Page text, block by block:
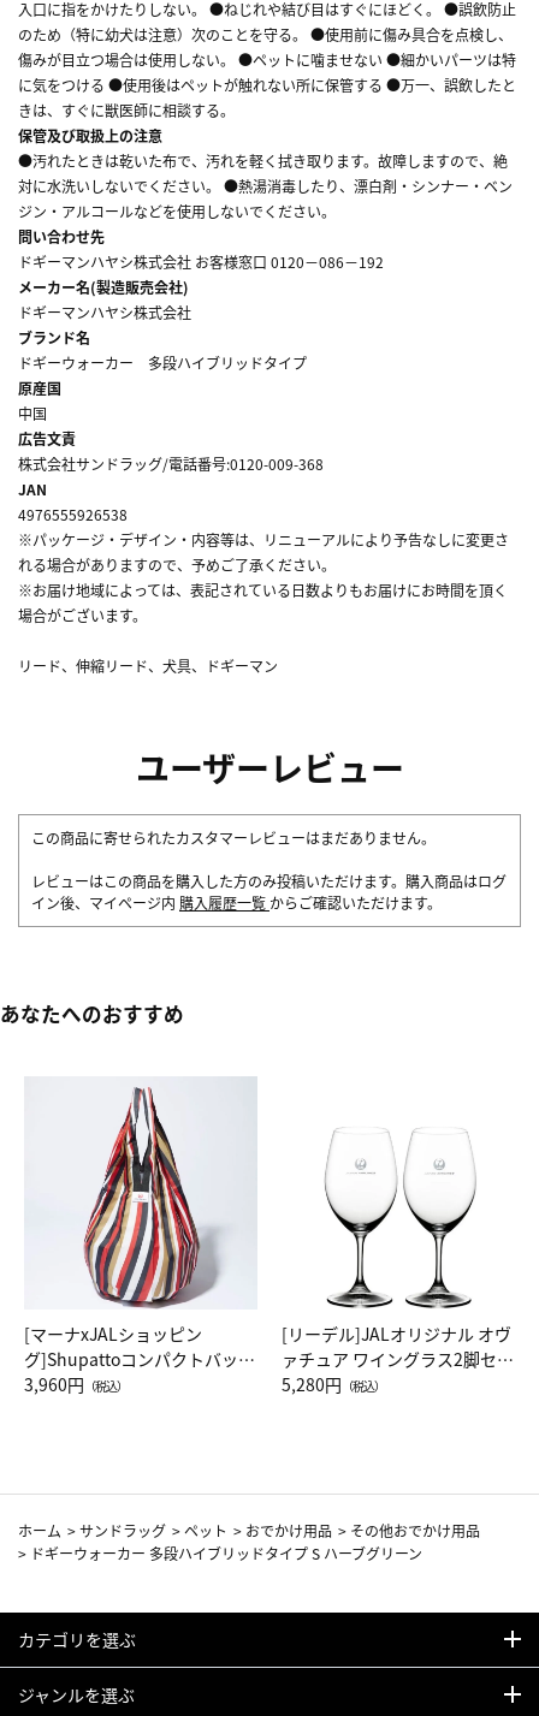
入口に指をかけたりしない。 ●ねじれや結び目はすぐにほどく。 ●誤飲防止
のため（特に幼犬は注意）次のことを守る。 ●使用前に傷み具合を点検し、
傷みが目立つ場合は使用しない。 ●ペットに噛ませない ●細かいパーツは特
に気をつける ●使用後はペットが触れない所に保管する ●万一、誤飲したと
きは、すぐに獣医師に相談する。
保管及び取扱上の注意
●汚れたときは乾いた布で、汚れを軽く拭き取ります。故障しますので、絶
対に水洗いしないでください。 ●熱湯消毒したり、漂白剤・シンナー・ベン
ジン・アルコールなどを使用しないでください。
問い合わせ先
ドギーマンハヤシ株式会社 お客様窓口 0120－086－192
メーカー名(製造販売会社)
ドギーマンハヤシ株式会社
ブランド名
ドギーウォーカー 多段ハイブリッドタイプ
原産国
中国
広告文責
株式会社サンドラッグ/電話番号:0120-009-368
JAN
4976555926538
※パッケージ・デザイン・内容等は、リニューアルにより予告なしに変更さ
れる場合がありますので、予めご了承ください。
※お届け地域によっては、表記されている日数よりもお届けにお時間を頂く
場合がございます。
リード、伸縮リード、犬具、ドギーマン
ユーザーレビュー
この商品に寄せられたカスタマーレビューはまだありません。
レビューはこの商品を購入した方のみ投稿いただけます。購入商品はログ
イン後、マイページ内 購入履歴一覧 からご確認いただけます。
あなたへのおすすめ
[マーナxJALショッピン
グ]Shupattoコンパクトバッグ
Drop JAL客室乗務員（LC）ス
3,960円 （税込）
[リーデル]JALオリジナル オヴ
ァチュア ワイングラス2脚セッ
ト（レッドワイン）
5,280円 （税込）
ホーム >サンドラッグ >ペット > おでかけ用品 > その他おでかけ用品
> ドギーウォーカー 多段ハイブリッドタイプ S ハーブグリーン
カテゴリを選ぶ
ジャンルを選ぶ